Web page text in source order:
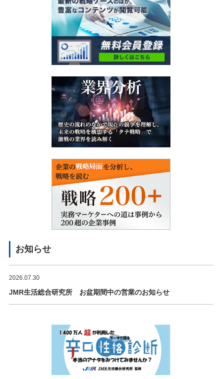
お知らせ
2026.07.30
JMR生活総合研究所 お盆期間中の営業のお知らせ